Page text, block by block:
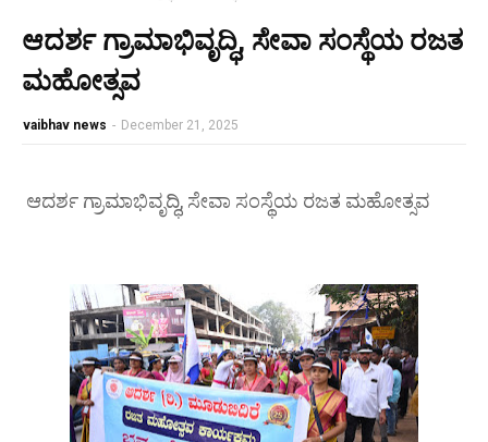
ಆದರ್ಶ ಗ್ರಾಮಾಭಿವೃದ್ಧಿ, ಸೇವಾ ಸಂಸ್ಥೆಯ ರಜತ
ಮಹೋತ್ಸವ
vaibhav news - December 21, 2025
ಆದರ್ಶ ಗ್ರಾಮಾಭಿವೃದ್ಧಿ, ಸೇವಾ ಸಂಸ್ಥೆಯ ರಜತ ಮಹೋತ್ಸವ